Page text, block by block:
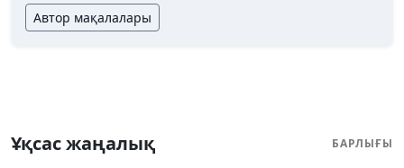
Автор мақалалары
Ұқсас жаңалық БАРЛЫҒЫ